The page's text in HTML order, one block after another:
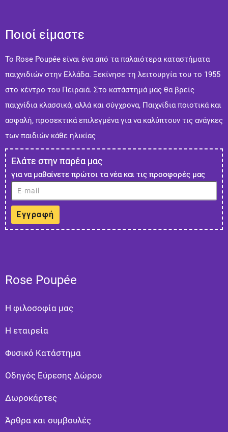
Ποιοί είμαστε
Το Rose Poupée είναι ένα από τα παλαιότερα καταστήματα
παιχνιδιών στην Ελλάδα. Ξεκίνησε τη λειτουργία του το 1955
στο κέντρο του Πειραιά. Στo κατάστημά μας θα βρείς
παιχνίδια κλασσικά, αλλά και σύγχρονα, Παιχνίδια ποιοτικά και
ασφαλή, προσεκτικά επιλεγμένα για να καλύπτουν τις ανάγκες
των παιδιών κάθε ηλικίας
Ελάτε στην παρέα μας
για να μαθαίνετε πρώτοι τα νέα και τις προσφορές μας
Εγγραφή
Rose Poupée
Η φιλοσοφία μας
Η εταιρεία
Φυσικό Κατάστημα
Οδηγός Εύρεσης Δώρου
Δωροκάρτες
Άρθρα και συμβουλές